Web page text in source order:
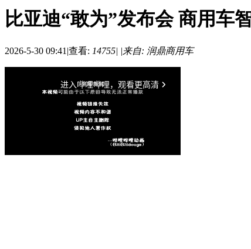
比亚迪“敢为”发布会 商用车
2026-5-30 09:41 |查看: 14755| |来自: 润鼎商用车